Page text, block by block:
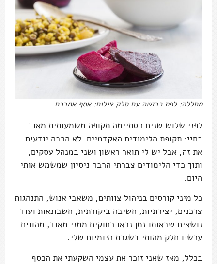
מחללה: לפת כבושה עם סלק צילום: אסף אמברם
לפני שלוש שנים הסתיימה תקופה משמעותית מאוד
בחיי: תקופת הלימודים האקדמיים. לא הרבה יודעים
את זה, אבל יש לי תואר ראשון ושני במנהל עסקים,
ותוך כדי הלימודים צברתי הרבה ניסיון שמשמש אותי
היום.
כל מיני קורסים בניהול צוותים, משאבי אנוש, התנהגות
צרכנים, יצירתיות, חשיבה ביקורתית, חשבונאות ועוד
נושאים שבאותו זמן נראו רחוקים ממני מאוד, מהווים
עכשיו חלק מהותי בשגרת היומיום שלי.
בכלל, מאז שאני זוכר את עצמי השקעתי את הכסף